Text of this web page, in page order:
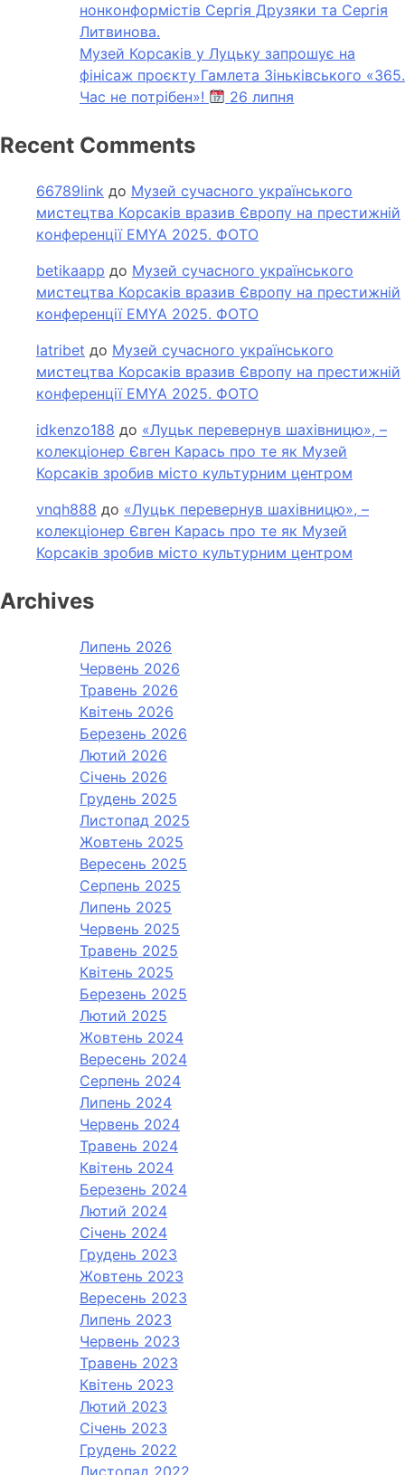
нонконформістів Сергія Друзяки та Сергія
Литвинова.
Музей Корсаків у Луцьку запрошує на
фінісаж проєкту Гамлета Зіньківського «365.
Час не потрібен»!
26 липня
Recent Comments
66789link до Музей сучасного українського
мистецтва Корсаків вразив Європу на престижній
конференції EMYA 2025. ФОТО
betikaapp до Музей сучасного українського
мистецтва Корсаків вразив Європу на престижній
конференції EMYA 2025. ФОТО
latribet до Музей сучасного українського
мистецтва Корсаків вразив Європу на престижній
конференції EMYA 2025. ФОТО
idkenzo188 до «Луцьк перевернув шахівницю», –
колекціонер Євген Карась про те як Музей
Корсаків зробив місто культурним центром
vnqh888 до «Луцьк перевернув шахівницю», –
колекціонер Євген Карась про те як Музей
Корсаків зробив місто культурним центром
Archives
Липень 2026
Червень 2026
Травень 2026
Квітень 2026
Березень 2026
Лютий 2026
Січень 2026
Грудень 2025
Листопад 2025
Жовтень 2025
Вересень 2025
Серпень 2025
Липень 2025
Червень 2025
Травень 2025
Квітень 2025
Березень 2025
Лютий 2025
Жовтень 2024
Вересень 2024
Серпень 2024
Липень 2024
Червень 2024
Травень 2024
Квітень 2024
Березень 2024
Лютий 2024
Січень 2024
Грудень 2023
Жовтень 2023
Вересень 2023
Липень 2023
Червень 2023
Травень 2023
Квітень 2023
Лютий 2023
Січень 2023
Грудень 2022
Листопад 2022